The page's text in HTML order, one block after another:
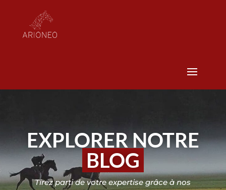
EXPLORER NOTRE
BLOG
Tirez parti de votre expertise grâce à nos